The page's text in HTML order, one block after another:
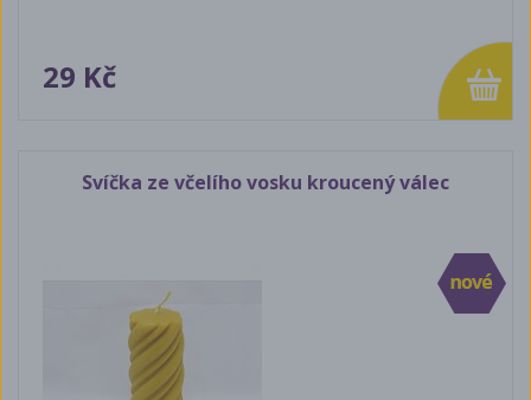
29 Kč
Svíčka ze včelího vosku kroucený válec